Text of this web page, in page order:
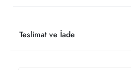
Teslimat ve İade